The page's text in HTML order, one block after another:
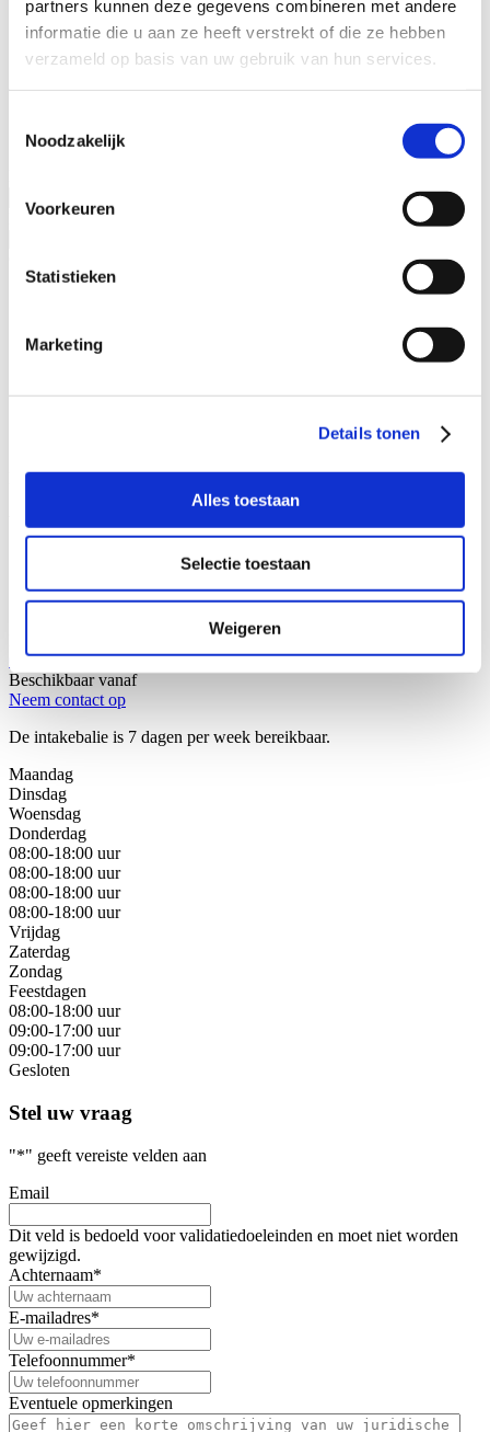
partners kunnen deze gegevens combineren met andere
informatie die u aan ze heeft verstrekt of die ze hebben
verzameld op basis van uw gebruik van hun services.
Noodzakelijk
Voorkeuren
Statistieken
Marketing
Details tonen
Alles toestaan
Selectie toestaan
Weigeren
Specialisaties
Advocaat alimentatie
Alimentatie incasseren
Echtscheiding
Partneralimentatie
Ervaringsjaren
Specialisatieverenigingen
ADR.MED®
Filters:
Wij helpen u graag!
Stap 1: Bel of mail onze juristen van de intakebalie
Stap 3: Kies de beste oplossing voor uw situatie
088 - 629 00 40
Beschikbaar vanaf
Neem contact op
De intakebalie is 7 dagen per week bereikbaar.
Maandag
Dinsdag
Woensdag
Donderdag
08:00-18:00 uur
08:00-18:00 uur
08:00-18:00 uur
08:00-18:00 uur
Vrijdag
Zaterdag
Zondag
Feestdagen
08:00-18:00 uur
09:00-17:00 uur
09:00-17:00 uur
Gesloten
Stel uw vraag
"*" geeft vereiste velden aan
Email
Dit veld is bedoeld voor validatiedoeleinden en moet niet worden
gewijzigd.
Achternaam*
E-mailadres*
Telefoonnummer*
Eventuele opmerkingen